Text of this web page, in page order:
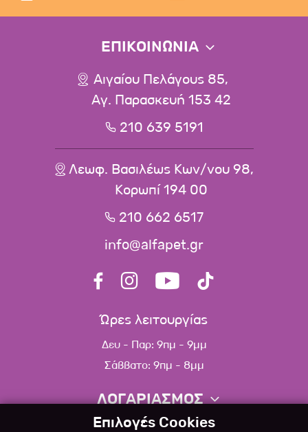
ΕΠΙΚΟΙΝΩΝΙΑ
Αιγαίου Πελάγους 85,
Αγ. Παρασκευή 153 42
210 639 5191
Λεωφ. Βασιλέως Κων/νου 98,
Κορωπί 194 00
210 662 6517
info@alfapet.gr
Ώρες λειτουργίας
Δευ - Παρ: 9πμ - 9μμ
Σάββατο: 9πμ - 8μμ
ΛΟΓΑΡΙΑΣΜΟΣ
Επιλογές Cookies